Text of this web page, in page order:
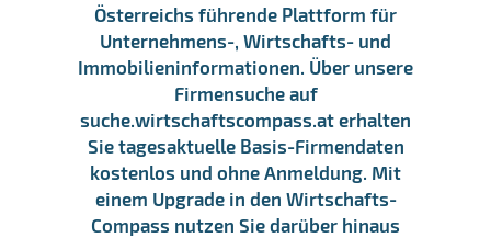
Österreichs führende Plattform für
Unternehmens-, Wirtschafts- und
Immobilieninformationen. Über unsere
Firmensuche auf
suche.wirtschaftscompass.at erhalten
Sie tagesaktuelle Basis-Firmendaten
kostenlos und ohne Anmeldung. Mit
einem Upgrade in den Wirtschafts-
Compass nutzen Sie darüber hinaus